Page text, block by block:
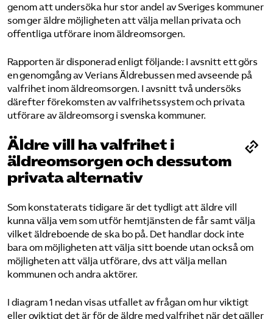
genom att undersöka hur stor andel av Sveriges kommuner
som ger äldre möjligheten att välja mellan privata och
offentliga utförare inom äldreomsorgen.
Rapporten är disponerad enligt följande: I avsnitt ett görs
en genomgång av Verians Äldrebussen med avseende på
valfrihet inom äldreomsorgen. I avsnitt två undersöks
därefter förekomsten av valfrihetssystem och privata
utförare av äldreomsorg i svenska kommuner.
Äldre vill ha valfrihet i
äldreomsorgen och dessutom
privata alternativ
Som konstaterats tidigare är det tydligt att äldre vill
kunna välja vem som utför hemtjänsten de får samt välja
vilket äldreboende de ska bo på. Det handlar dock inte
bara om möjligheten att välja sitt boende utan också om
möjligheten att välja utförare, dvs att välja mellan
kommunen och andra aktörer.
I diagram 1 nedan visas utfallet av frågan om hur viktigt
eller oviktigt det är för de äldre med valfrihet när det gäller